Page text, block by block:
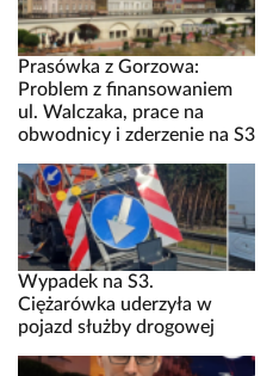
Prasówka z Gorzowa:
Problem z finansowaniem
ul. Walczaka, prace na
obwodnicy i zderzenie na S3
Wypadek na S3.
Ciężarówka uderzyła w
pojazd służby drogowej